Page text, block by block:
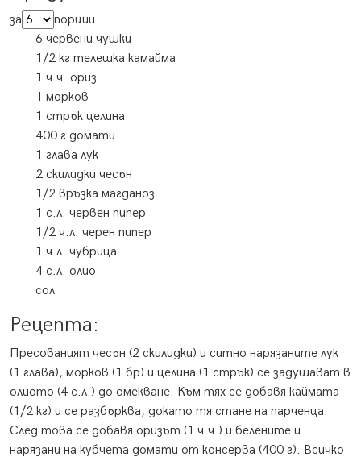
за
порции
6 червени чушки
1/2 кг телешка камайма
1 ч.ч. ориз
1 морков
1 стрък целина
400 г домати
1 глава лук
2 скилидки чесън
1/2 връзка магданоз
1 с.л. червен пипер
1/2 ч.л. черен пипер
1 ч.л. чубрица
4 с.л. олио
сол
Рецепта:
Пресованият чесън (2 скилидки) и ситно нарязанитe лук
(1 глава), морков (1 бр) и целина (1 стрък) се задушават в
олиото (4 с.л.) до омекване. Към тях се добавя каймата
(1/2 кг) и се разбърква, докато тя стане на парченца.
След това се добавя оризът (1 ч.ч.) и белените и
нарязани на кубчета домати от консерва (400 г). Всичко